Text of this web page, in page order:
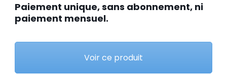
Paiement unique, sans abonnement, ni
paiement mensuel.
Voir ce produit